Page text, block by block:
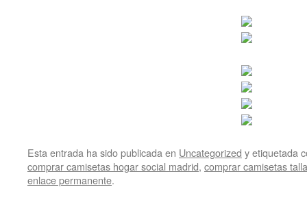
Esta entrada ha sido publicada en Uncategorized y etiquetada
comprar camisetas hogar social madrid, comprar camisetas
enlace permanente.